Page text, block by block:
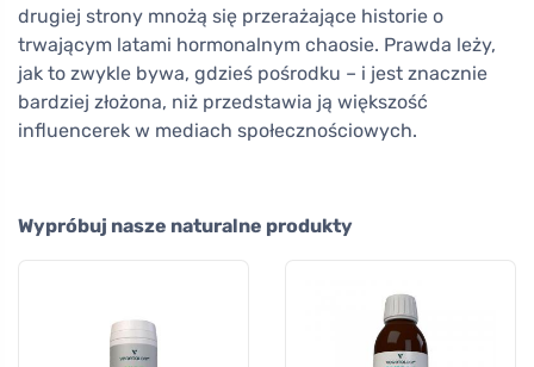
drugiej strony mnożą się przerażające historie o
trwającym latami hormonalnym chaosie. Prawda leży,
jak to zwykle bywa, gdzieś pośrodku – i jest znacznie
bardziej złożona, niż przedstawia ją większość
influencerek w mediach społecznościowych.
Wypróbuj nasze naturalne produkty